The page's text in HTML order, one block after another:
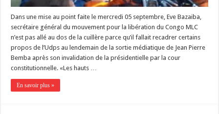
Dans une mise au point faite le mercredi 05 septembre, Eve Bazaiba,
secrétaire général du mouvement pour la libération du Congo MLC
n’est pas allé au dos de la cuillère parce qu’il fallait recadrer certains
propos de l’Udps au lendemain de la sortie médiatique de Jean Pierre
Bemba après son invalidation de la présidentielle par la cour
constitutionnelle. «Les hauts …
En savoir plus »